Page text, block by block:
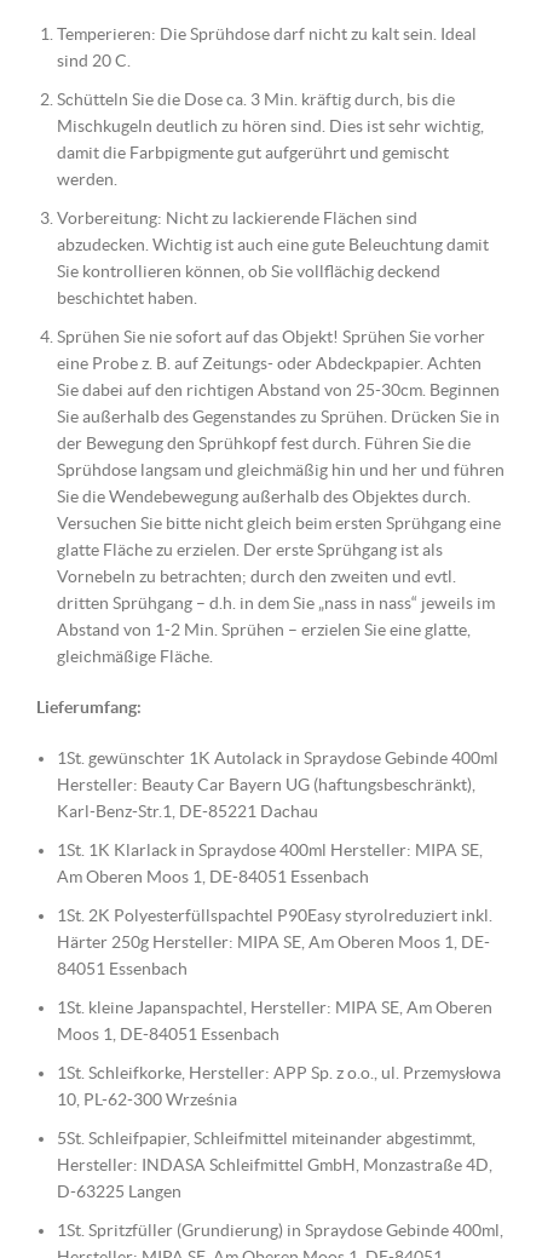
Temperieren: Die Sprühdose darf nicht zu kalt sein. Ideal
sind 20 C.
Schütteln Sie die Dose ca. 3 Min. kräftig durch, bis die
Mischkugeln deutlich zu hören sind. Dies ist sehr wichtig,
damit die Farbpigmente gut aufgerührt und gemischt
werden.
Vorbereitung: Nicht zu lackierende Flächen sind
abzudecken. Wichtig ist auch eine gute Beleuchtung damit
Sie kontrollieren können, ob Sie vollflächig deckend
beschichtet haben.
Sprühen Sie nie sofort auf das Objekt! Sprühen Sie vorher
eine Probe z. B. auf Zeitungs- oder Abdeckpapier. Achten
Sie dabei auf den richtigen Abstand von 25-30cm. Beginnen
Sie außerhalb des Gegenstandes zu Sprühen. Drücken Sie in
der Bewegung den Sprühkopf fest durch. Führen Sie die
Sprühdose langsam und gleichmäßig hin und her und führen
Sie die Wendebewegung außerhalb des Objektes durch.
Versuchen Sie bitte nicht gleich beim ersten Sprühgang eine
glatte Fläche zu erzielen. Der erste Sprühgang ist als
Vornebeln zu betrachten; durch den zweiten und evtl.
dritten Sprühgang – d.h. in dem Sie „nass in nass“ jeweils im
Abstand von 1-2 Min. Sprühen – erzielen Sie eine glatte,
gleichmäßige Fläche.
Lieferumfang:
1St. gewünschter 1K Autolack in Spraydose Gebinde 400ml
Hersteller: Beauty Car Bayern UG (haftungsbeschränkt),
Karl-Benz-Str.1, DE-85221 Dachau
1St. 1K Klarlack in Spraydose 400ml Hersteller: MIPA SE,
Am Oberen Moos 1, DE-84051 Essenbach
1St. 2K Polyesterfüllspachtel P90Easy styrolreduziert inkl.
Härter 250g Hersteller: MIPA SE, Am Oberen Moos 1, DE-
84051 Essenbach
1St. kleine Japanspachtel, Hersteller: MIPA SE, Am Oberen
Moos 1, DE-84051 Essenbach
1St. Schleifkorke, Hersteller: APP Sp. z o.o., ul. Przemysłowa
10, PL-62-300 Września
5St. Schleifpapier, Schleifmittel miteinander abgestimmt,
Hersteller: INDASA Schleifmittel GmbH, Monzastraße 4D,
D-63225 Langen
1St. Spritzfüller (Grundierung) in Spraydose Gebinde 400ml,